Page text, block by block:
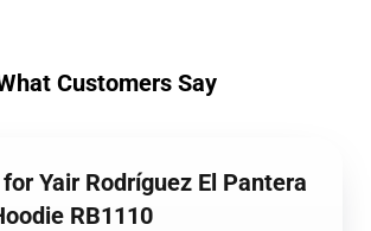
Customers Say
Yair Rodríguez El Pantera
RB1110